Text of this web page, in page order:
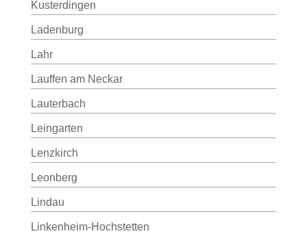
Kusterdingen
Ladenburg
Lahr
Lauffen am Neckar
Lauterbach
Leingarten
Lenzkirch
Leonberg
Lindau
Linkenheim-Hochstetten